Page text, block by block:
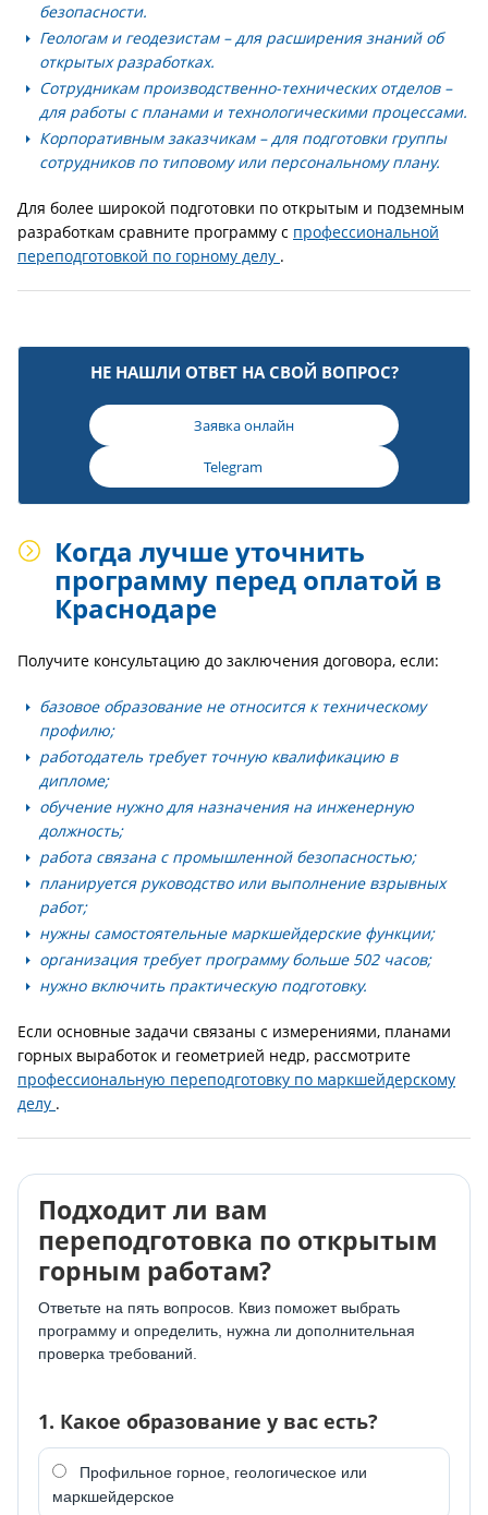
безопасности.
Геологам и геодезистам– для расширения знаний об
открытых разработках.
Сотрудникам производственно-технических отделов–
для работы с планами и технологическими процессами.
Корпоративным заказчикам– для подготовки группы
сотрудников по типовому или персональному плану.
Для более широкой подготовки по открытым и подземным
разработкам сравните программу с профессиональной
переподготовкой по горному делу .
НЕ НАШЛИ ОТВЕТ НА СВОЙ ВОПРОС?
Заявка онлайн
Telegram
Когда лучше уточнить
программу перед оплатой в
Краснодаре
Получите консультацию до заключения договора, если:
базовое образование не относится к техническому
профилю;
работодатель требует точную квалификацию в
дипломе;
обучение нужно для назначения на инженерную
должность;
работа связана с промышленной безопасностью;
планируется руководство или выполнение взрывных
работ;
нужны самостоятельные маркшейдерские функции;
организация требует программу больше 502 часов;
нужно включить практическую подготовку.
Если основные задачи связаны с измерениями, планами
горных выработок и геометрией недр, рассмотрите
профессиональную переподготовку по маркшейдерскому
делу .
Подходит ли вам
переподготовка по открытым
горным работам?
Ответьте на пять вопросов. Квиз поможет выбрать
программу и определить, нужна ли дополнительная
проверка требований.
1. Какое образование у вас есть?
Профильное горное, геологическое или
маркшейдерское